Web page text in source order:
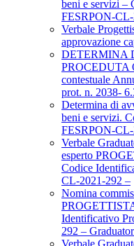
beni e servizi –
FESRPON-
Verbale
approvazione
DETERMINA
PROCEDUTA
contestuale
prot. n. 2038-
Determina di
beni e servizi.
FESRPON-
Verbale
esperto
Codice
CL-2021-292 –
Nomina
Identificativo
292 –